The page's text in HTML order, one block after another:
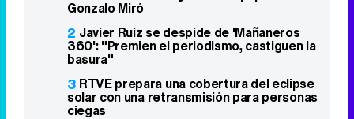
Lo más visto